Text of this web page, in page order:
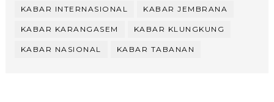
KABAR INTERNASIONAL KABAR JEMBRANA
KABAR KARANGASEM KABAR KLUNGKUNG
KABAR NASIONAL KABAR TABANAN